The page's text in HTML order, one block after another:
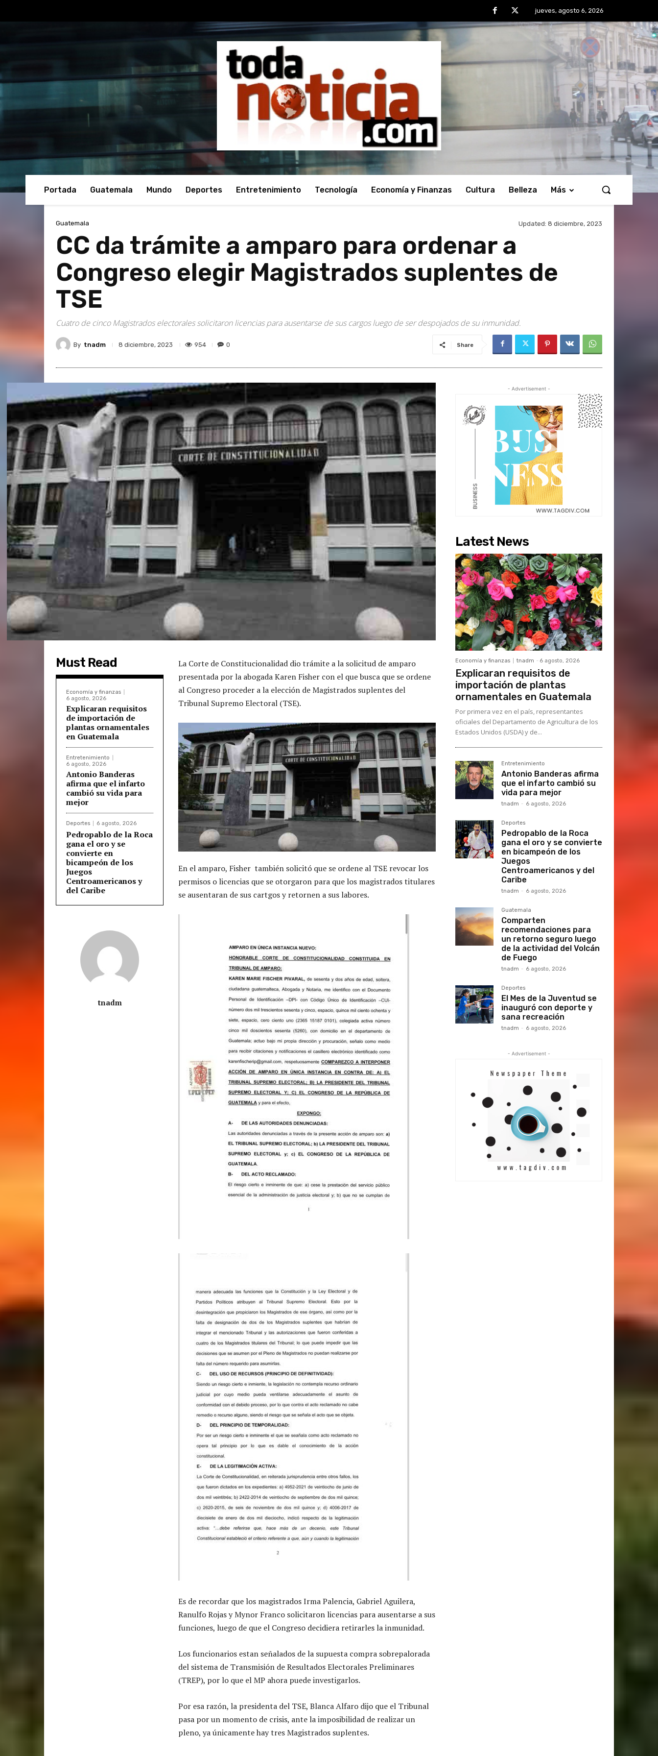
jueves, agosto 6, 2026
Portada Guatemala Mundo Deportes Entretenimiento Tecnología Economía y Finanzas Cultura Belleza Más
Guatemala Updated: 8 diciembre, 2023
CC da trámite a amparo para ordenar a
Congreso elegir Magistrados suplentes de
TSE
Cuatro de cinco Magistrados electorales solicitaron licencias para ausentarse de sus cargos luego de ser despojados de su inmunidad.
By tnadm 8 diciembre, 2023 954 0 Share
Must Read
Economía y finanzas
6 agosto, 2026
Explicaran requisitos
de importación de
plantas ornamentales
en Guatemala
Entretenimiento
6 agosto, 2026
Antonio Banderas
afirma que el infarto
cambió su vida para
mejor
Deportes 6 agosto, 2026
Pedropablo de la Roca
gana el oro y se
convierte en
bicampeón de los
Juegos
Centroamericanos y
del Caribe
tnadm
La Corte de Constitucionalidad dio trámite a la solicitud de amparo
presentada por la abogada Karen Fisher con el que busca que se ordene
al Congreso proceder a la elección de Magistrados suplentes del
Tribunal Supremo Electoral (TSE).
En el amparo, Fisher también solicitó que se ordene al TSE revocar los
permisos o licencias que se otorgaron para que los magistrados titulares
se ausentaran de sus cartgos y retornen a sus labores.
Es de recordar que los magistrados Irma Palencia, Gabriel Aguilera,
Ranulfo Rojas y Mynor Franco solicitaron licencias para ausentarse a sus
funciones, luego de que el Congreso decidiera retirarles la inmunidad.
Los funcionarios estan señalados de la supuesta compra sobrepalorada
del sistema de Transmisión de Resultados Electorales Preliminares
(TREP), por lo que el MP ahora puede investigarlos.
Por esa razón, la presidenta del TSE, Blanca Alfaro dijo que el Tribunal
pasa por un momento de crisis, ante la imposibilidad de realizar un
pleno, ya únicamente hay tres Magistrados suplentes.
- Advertisement -
Latest News
Economía y finanzas tnadm - 6 agosto, 2026
Explicaran requisitos de
importación de plantas
ornamentales en Guatemala
Por primera vez en el país, representantes
oficiales del Departamento de Agricultura de los
Estados Unidos (USDA) y de...
Entretenimiento
Antonio Banderas afirma
que el infarto cambió su
vida para mejor
tnadm - 6 agosto, 2026
Deportes
Pedropablo de la Roca
gana el oro y se convierte
en bicampeón de los
Juegos
Centroamericanos y del
Caribe
tnadm - 6 agosto, 2026
Guatemala
Comparten
recomendaciones para
un retorno seguro luego
de la actividad del Volcán
de Fuego
tnadm - 6 agosto, 2026
Deportes
El Mes de la Juventud se
inauguró con deporte y
sana recreación
tnadm - 6 agosto, 2026
- Advertisement -